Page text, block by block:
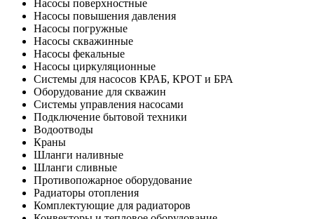
Насосы поверхностные
Насосы повышения давления
Насосы погружные
Насосы скважинные
Насосы фекальные
Насосы циркуляционные
Системы для насосов КРАБ, КРОТ и БРА
Оборудование для скважин
Системы управления насосами
Подключение бытовой техники
Водоотводы
Краны
Шланги наливные
Шланги сливные
Противопожарное оборудование
Радиаторы отопления
Комплектующие для радиаторов